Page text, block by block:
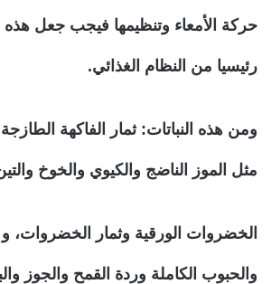
حركة الأمعاء وتنظيمها فيجب جعل هذه
رئيسيا من النظام الغذائي.
ومن هذه النباتات: ثمار الفاكهة الطازجة
مثل الموز الناضج والكيوي والخوخ
الخضروات الورقية وثمار الخضروات، و
والحبوب الكاملة وردة القمح والجوز